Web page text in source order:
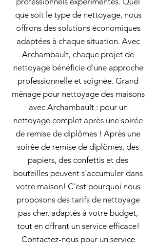
que soit le type de nettoyage, nous
offrons des solutions économiques
adaptées à chaque situation. Avec
Archambault, chaque projet de
nettoyage bénéficie d'une approche
professionnelle et soignée. Grand
ménage pour nettoyage des maisons
avec Archambault : pour un
nettoyage complet après une soirée
de remise de diplômes ! Après une
soirée de remise de diplômes, des
papiers, des confettis et des
bouteilles peuvent s'accumuler dans
votre maison! C'est pourquoi nous
proposons des tarifs de nettoyage
pas cher, adaptés à votre budget,
tout en offrant un service efficace!
Contactez-nous pour un service